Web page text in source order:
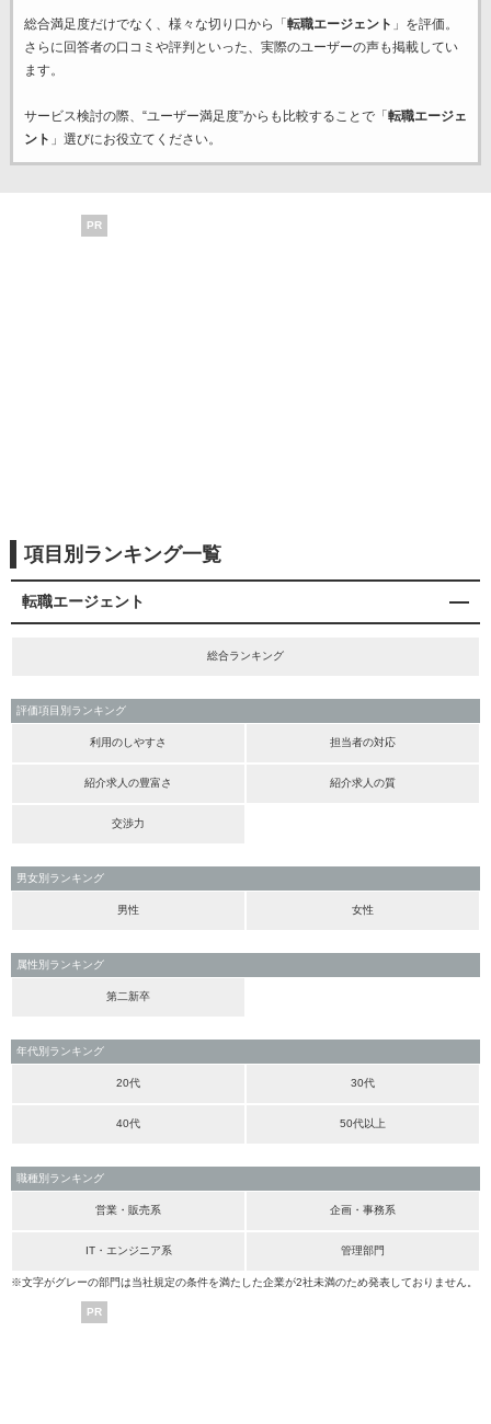
総合満足度だけでなく、様々な切り口から「 転職エージェント 」を評価。
さらに回答者の口コミや評判といった、実際のユーザーの声も掲載してい
ます。
サービス検討の際、“ユーザー満足度”からも比較することで「 転職エージェ
ント 」選びにお役立てください。
PR
項目別ランキング一覧
転職エージェント
総合ランキング
評価項目別ランキング
利用のしやすさ 担当者の対応
紹介求人の豊富さ 紹介求人の質
交渉力
男女別ランキング
男性 女性
属性別ランキング
第二新卒
年代別ランキング
20代 30代
40代 50代以上
職種別ランキング
営業・販売系 企画・事務系
IT・エンジニア系 管理部門
※文字がグレーの部門は当社規定の条件を満たした企業が2社未満のため発表しておりません。
PR